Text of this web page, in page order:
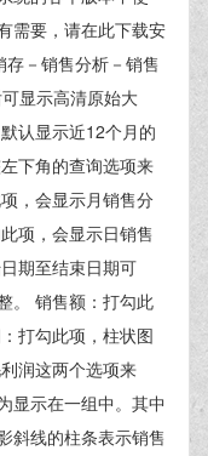
需要，请在此下载安
存－销售分析－销售
显示高清原始大
认显示近12个月的
下角的查询选项来
，会显示月销售分
项，会显示日销售
期至结束日期可
。 销售额：打勾此
打勾此项，柱状图
润这两个选项来
显示在一组中。其中
斜线的柱条表示销售